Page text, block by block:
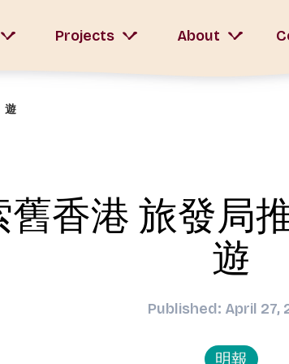
Projects About
遊
舊香港 旅發局
遊
Published: April 27,
明報